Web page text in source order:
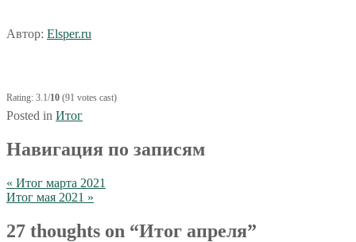
Автор: Elsper.ru
Rating: 3.1/10 (91 votes cast)
Posted in Итог
Навигация по записям
« Итог марта 2021
Итог мая 2021 »
27 thoughts on “Итог апреля”